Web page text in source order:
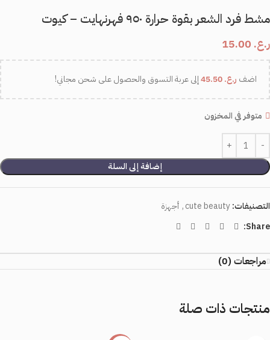
مشط فرد الشعر بقوة حرارة ٩٥٠ فهرنهايت – كيوت
ر.ع.
اضف ر.ع. إلى عربة التسوق والحصول على شحن مجاني!
متوفر في المخزون
إضافة إلى السلة
التصنيفات:cute beauty
, أجهزة
Share:
مراجعات (0)
منتجات ذات صلة